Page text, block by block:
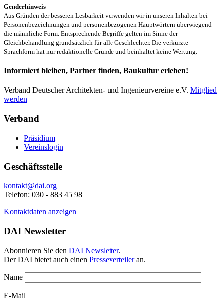
Genderhinweis
Aus Gründen der besseren Lesbarkeit verwenden wir in unseren Inhalten bei
Personenbezeichnungen und personenbezogenen Hauptwörtern überwiegend
die männliche Form. Entsprechende Begriffe gelten im Sinne der
Gleichbehandlung grundsätzlich für alle Geschlechter. Die verkürzte
Sprachform hat nur redaktionelle Gründe und beinhaltet keine Wertung.
Informiert bleiben, Partner finden, Baukultur erleben!
Verband Deutscher Architekten- und Ingenieurvereine e.V. Mitglied
werden
Verband
Präsidium
Vereinslogin
Geschäftsstelle
kontakt@dai.org
Telefon: 030 - 883 45 98
Kontaktdaten anzeigen
DAI Newsletter
Abonnieren Sie den DAI Newsletter.
Der DAI bietet auch einen Presseverteileran.
Name
E-Mail